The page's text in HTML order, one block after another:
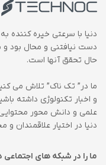
دنیا با سرعتی خیره کننده
دست نیافتنی و محال بود و
حال تحقق آنها است.
ما در” تک ناک” تلاش می
و اخبار تکنولوژی داشته
علمی و دانش محور محتوایی
دنیا در اختیار علاقمندان
ما را در شبکه های اجتماعی